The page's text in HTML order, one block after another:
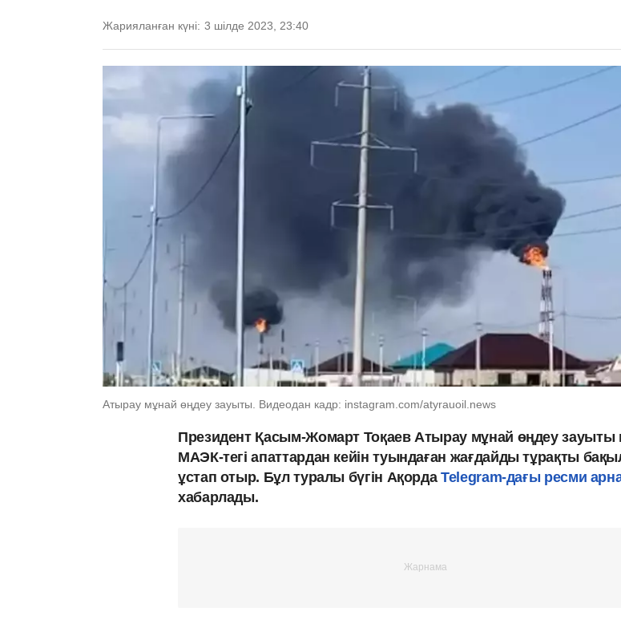
Жарияланған күні: 3 шілде 2023, 23:40
Атырау мұнай өңдеу зауыты. Видеодан кадр: instagram.com/atyrauoil.news
Президент Қасым-Жомарт Тоқаев Атырау мұнай өңдеу зауыты
МАЭК-тегі апаттардан кейін туындаған жағдайды тұрақты
ұстап отыр. Бұл туралы бүгін АқордаTelegram-дағы ресми
хабарлады.